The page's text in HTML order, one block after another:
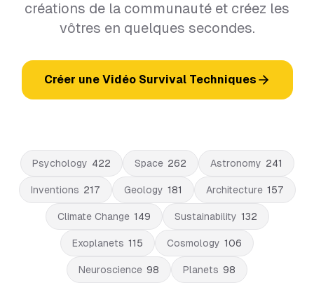
créations de la communauté et créez les
vôtres en quelques secondes.
Créer une Vidéo Survival Techniques
Psychology 422 Space 262 Astronomy 241
Inventions 217 Geology 181 Architecture 157
Climate Change 149 Sustainability 132
Exoplanets 115 Cosmology 106
Neuroscience 98 Planets 98